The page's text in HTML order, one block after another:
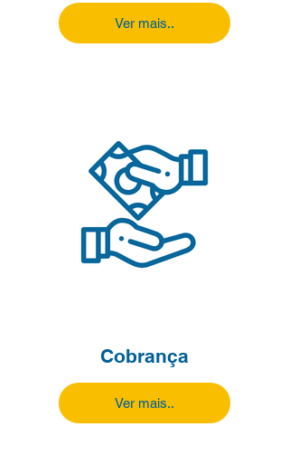
Ver mais..
Cobrança
Ver mais..